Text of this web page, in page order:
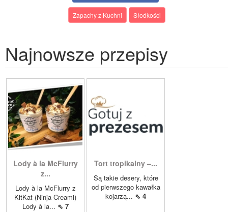
Zapachy z Kuchni Słodkości
Najnowsze przepisy
Lody à la McFlurry
z...
Lody à la McFlurry z
KitKat (Ninja Creami)
Lody à la... ⇖ 7
Tort tropikalny –...
Są takie desery, które
od pierwszego kawałka
kojarzą... ⇖ 4